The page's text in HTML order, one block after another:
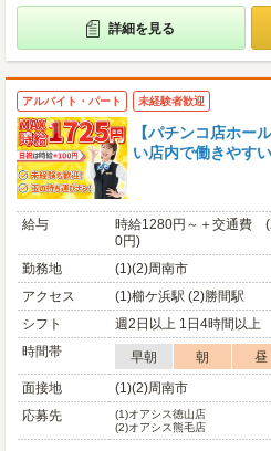
詳細を見る
アルバイト・パート 未経験者歓迎
【パチンコ店ホー
い店内で働きやす
給与
時給1280円～＋交通費
0円)
勤務地
(1)(2)周南市
アクセス
(1)櫛ケ浜駅 (2)勝間駅
シフト
週2日以上 1日4時間以上
時間帯
早朝 朝 昼
面接地
(1)(2)周南市
応募先
(1)オアシス徳山店
(2)オアシス熊毛店